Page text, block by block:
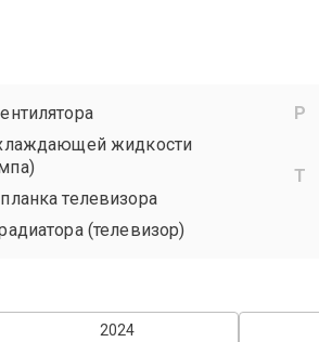
жидкости
телевизора
(телевизор)
2024